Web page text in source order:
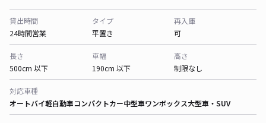
貸出時間
24時間営業
タイプ
平置き
再入庫
可
長さ
500cm 以下
車幅
190cm 以下
高さ
制限なし
対応車種
オートバイ軽自動車コンパクトカー中型車ワンボックス大型車・SUV